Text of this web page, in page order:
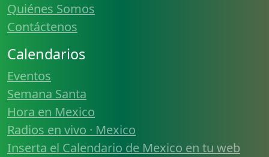
Quiénes Somos
Contáctenos
Calendarios
Eventos
Semana Santa
Hora en Mexico
Radios en vivo · Mexico
Inserta el Calendario de Mexico en tu web